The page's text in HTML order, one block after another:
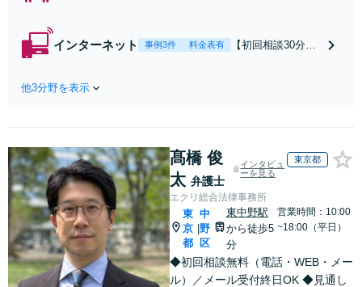
れたら、サインす
負担を軽減「弁護
士の交渉で慰謝料
金額アップ／減額
交渉も対応可」
【完全個室対応】
インターネット 事例3件 料金表有
【初回相談30分無
報開示請求をおこ
お店の風評被害対
策／売り上げ低下
防止のために尽
力」加害者側の対
応可：開示請求の
意見照会が来たと
きの対処法、被害
者との示談交渉
他3分野を表示
髙橋 俊
太 弁護士
インタビュ
ーを見る
東京都
エクリ総合法律事務所
東
京
都
中
野
区
東中野駅
から徒歩5
分
営業時間：10:00
~18:00（平日）
◆初回相談無料（電話・WEB・メー
ル）／メール受付終日OK ◆見通し